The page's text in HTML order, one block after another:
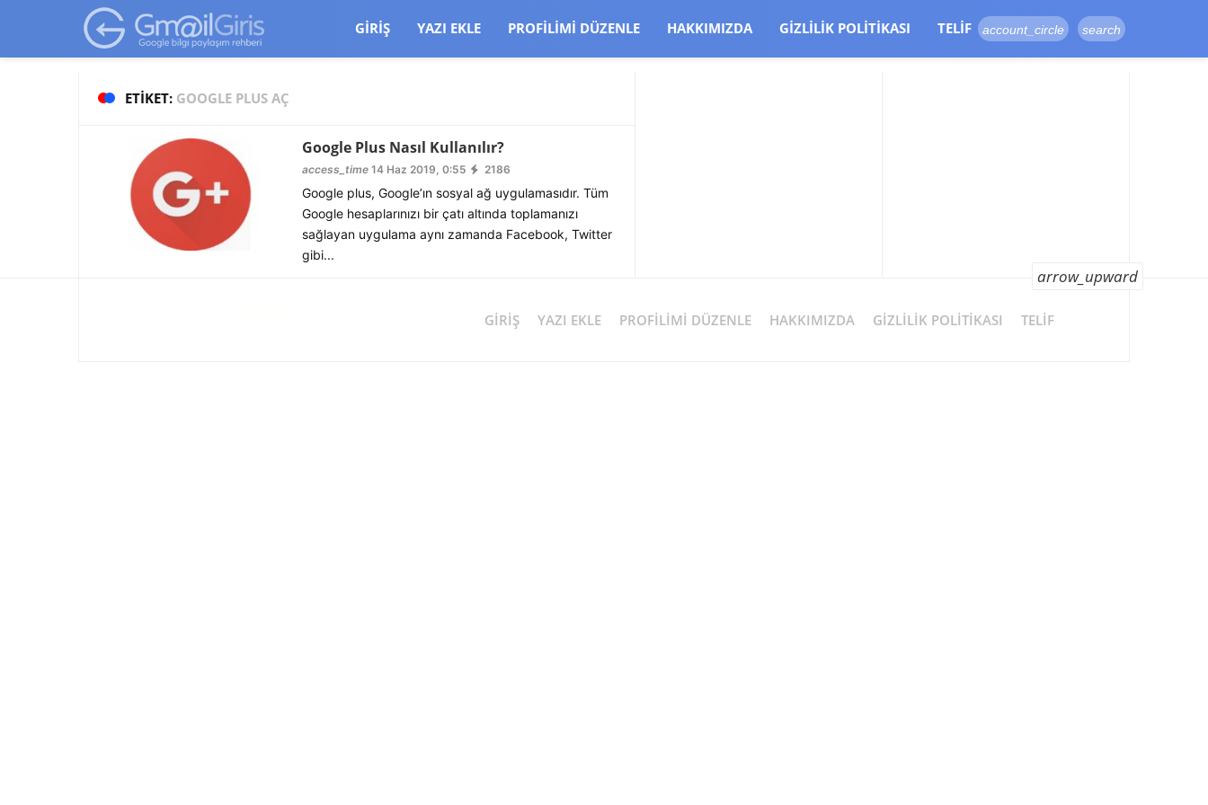
google-site-verification=vqSI0upH550kabR5X8xpjMYieaXmuBueYgCJBW3uetM
GIRIŞ YAZI EKLE PROFILIMI DÜZENLE HAKKIMIZDA GIZLILIK POLITIKASI TELIF account_circle search
ETIKET: GOOGLE PLUS AÇ
Google Plus Nasıl Kullanılır?
access_time 14 Haz 2019, 0:55 2186
Google plus, Google’ın sosyal ağ uygulamasıdır. Tüm
Google hesaplarınızı bir çatı altında toplamanızı
sağlayan uygulama aynı zamanda Facebook, Twitter
gibi...
GIRIŞ YAZI EKLE PROFILIMI DÜZENLE HAKKIMIZDA GIZLILIK POLITIKASI TELIF
arrow_upward